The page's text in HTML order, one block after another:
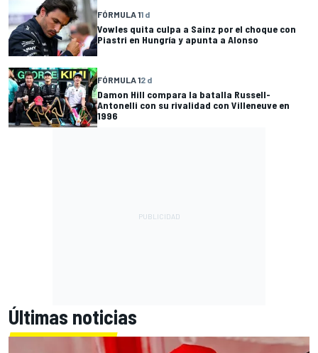
FÓRMULA 11 d
Vowles quita culpa a Sainz por el choque con
Piastri en Hungría y apunta a Alonso
FÓRMULA 12 d
Damon Hill compara la batalla Russell-
Antonelli con su rivalidad con Villeneuve en
1996
Últimas noticias